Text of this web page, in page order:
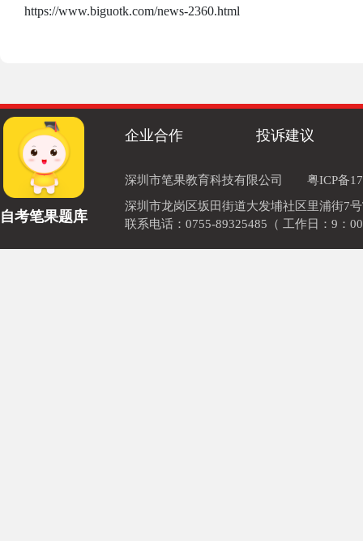
https://www.biguotk.com/news-2360.html
自考笔果题库
企业合作 投诉建议
深圳市笔果教育科技有限公司
粤ICP备
深圳市龙岗区坂田街道大发埔社区里浦街7
联系电话：0755-89325485（ 工作日：9：